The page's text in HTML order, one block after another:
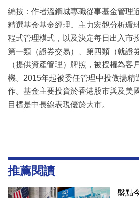
編按：作者溫鋼城專職從事基金管理
精選基金基金經理。主力宏觀分析環
程式管理模式，以及決定每日出入市
第一類（證券交易）、第四類（就證
（提供資產管理）牌照，被授權為客
機。2015年起被委任管理中投傲揚精
作。基金主要投資於香港股市與及美
目標是中長線表現優於大市。
推薦閱讀
盤點